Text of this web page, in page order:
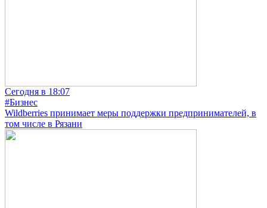
Сегодня в 18:07
#Бизнес
Wildberries принимает меры поддержки предпринимателей, в
том числе в Рязани